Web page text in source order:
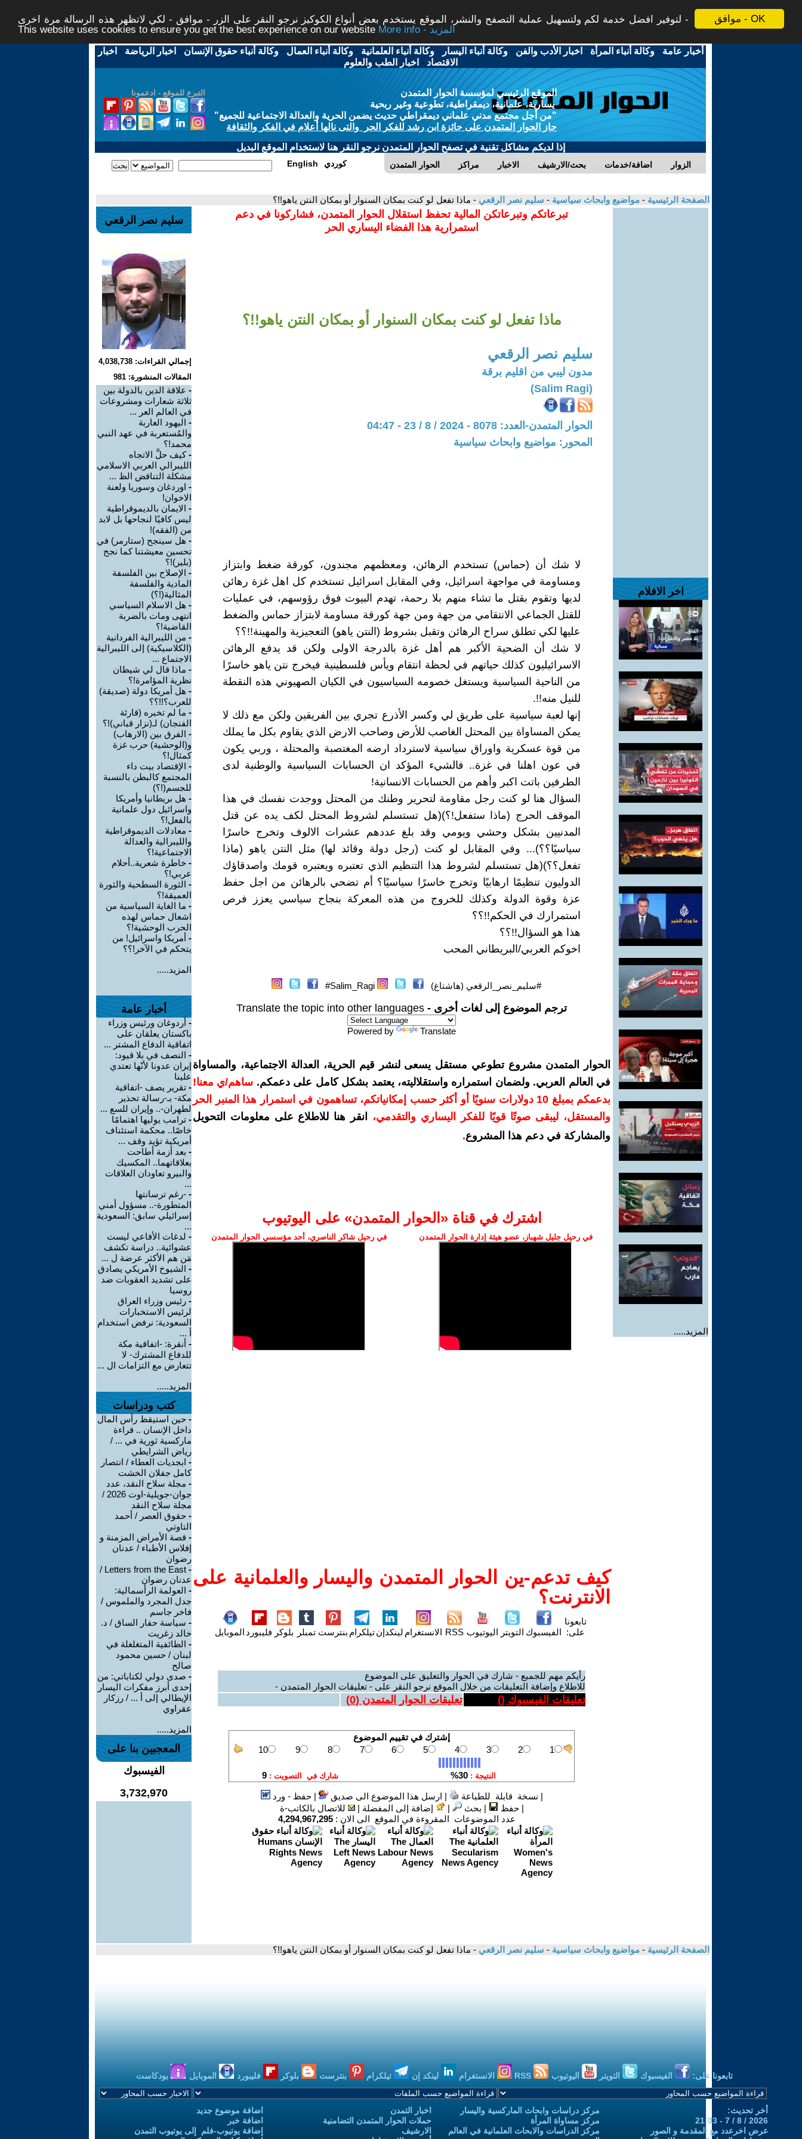
موافق - OK
لتوفير افضل خدمة لكم ولتسهيل عملية التصفح والنشر، الموقع يستخدم بعض أنواع الكوكيز نرجو النقر على الزر - موافق - لكي لاتظهر هذه الرسالة مرة اخرى -
This website uses cookies to ensure you get the best experience on our website
More info - المزيد
أخبار عامة -وكالة أنباء المرأة - اخبار الأدب والفن -وكالة أنباء اليسار -وكالة أنباء العلمانية -وكالة أنباء العمال -وكالة أنباء حقوق الإنسان - اخبار الرياضة - اخبار
الاقتصاد - اخبار الطب والعلوم
التبرع للموقع - ادعمونا
الموقع الرئيسي لمؤسسة الحوار المتمدن
يسارية، علمانية، ديمقراطية، تطوعية وغير ربحية
"من أجل مجتمع مدني علماني ديمقراطي حديث يضمن الحرية والعدالة الاجتماعية للجميع"
حاز الحوار المتمدن على جائزة ابن رشد للفكر الحر والتى نالها أعلام في الفكر والثقافة
إذا لديكم مشاكل تقنية في تصفح الحوار المتمدن نرجو النقر هنا لاستخدام الموقع البديل
الحوار المتمدن مراكز الاخبار بحث/الارشيف اضافة/خدمات الزوار English كوردي
الصفحة الرئيسية - مواضيع وابحاث سياسية - سليم نصر الرقعي - ماذا تفعل لو كنت بمكان السنوار أو بمكان النتن ياهو!!؟
اخر الافلام
المزيد.....
تبرعاتكم وتبرعاتكن المالية تحفظ استقلال الحوار المتمدن، فشاركونا في دعم
استمرارية هذا الفضاء اليساري الحر
ماذا تفعل لو كنت بمكان السنوار أو بمكان النتن ياهو!!؟
سليم نصر الرقعي
مدون ليبي من اقليم برقة
(Salim Ragi)
الحوار المتمدن-العدد: 8078 - 2024 / 8 / 23 - 04:47
المحور: مواضيع وابحاث سياسية
لا شك أن (حماس) تستخدم الرهائن، ومعظمهم مجندون، كورقة ضغط وابتزاز
ومساومة في مواجهة اسرائيل، وفي المقابل اسرائيل تستخدم كل اهل غزة رهائن
لديها وتقوم بقتل ما تشاء منهم بلا رحمة، تهدم البيوت فوق رؤوسهم، في عمليات
للقتل الجماعي الانتقامي من جهة ومن جهة كورقة مساومة لابتزاز حماس والضغط
عليها لكي تطلق سراح الرهائن وتقبل بشروط (النتن ياهو) التعجيزية والمهينة!!؟؟
لا شك أن الضحية الأكبر هم أهل غزة بالدرجة الاولى ولكن قد يدفع الرهائن
الاسرائيليون كذلك حياتهم في لحظة انتقام ويأس فلسطينية فيخرج نتن ياهو خاسرًا
من الناحية السياسية ويستغل خصومه السياسيون في الكيان الصهيوني هذه النقطة
للنيل منه!!.
إنها لعبة سياسية على طريق لي وكسر الأذرع تجري بين الفريقين ولكن مع ذلك لا
يمكن المساواة بين المحتل الغاصب للأرض وصاحب الارض الذي يقاوم بكل ما يملك
من قوة عسكرية واوراق سياسية لاسترداد ارضه المغتصبة والمحتلة ، وربي يكون
في عون اهلنا في غزة.. فالشيء المؤكد ان الحسابات السياسية والوطنية لدى
الطرفين باتت اكبر وأهم من الحسابات الانسانية!
السؤال هنا لو كنت رجل مقاومة لتحرير وطنك من المحتل ووجدت نفسك في هذا
الموقف الحرج (ماذا ستفعل!؟)(هل تستسلم لشروط المحتل لكف يده عن قتل
المدنيين بشكل وحشي ويومي وقد بلغ عددهم عشرات الالوف وتخرج خاسرًا
سياسيًا؟؟)... وفي المقابل لو كنت (رجل دولة وقائد لها) مثل النتن ياهو (ماذا
تفعل؟؟)(هل تستسلم لشروط هذا التنظيم الذي تعتبره ويعتبره قومك واصدقاؤك
الدوليون تنظيمًا ارهابيًا وتخرج خاسرًا سياسيًا؟ أم تضحي بالرهائن من اجل حفظ
عزة وقوة الدولة وكذلك للخروج من هذه المعركة بنجاح سياسي يعزز فرص
استمرارك في الحكم!!؟؟
هذا هو السؤال!!؟؟
اخوكم العربي/البريطاني المحب
#سليم_نصر_الرقعي (هاشتاغ) Salim_Ragi#
ترجم الموضوع إلى لغات أخرى - Translate the topic into other languages
Powered by Translate
الحوار المتمدن مشروع تطوعي مستقل يسعى لنشر قيم الحرية، العدالة الاجتماعية، والمساواة
في العالم العربي. ولضمان استمراره واستقلاليته، يعتمد بشكل كامل على دعمكم. ساهم/ي معنا!
بدعمكم بمبلغ 10 دولارات سنويًا أو أكثر حسب إمكانياتكم، تساهمون في استمرار هذا المنبر الحر
والمستقل، ليبقى صوتًا قويًا للفكر اليساري والتقدمي،
انقر هنا للاطلاع على معلومات التحويل
والمشاركة في دعم هذا المشروع.
اشترك في قناة ‫«الحوار المتمدن» على اليوتيوب
في رحيل جليل شهباز، عضو هيئة إدارة الحوار المتمدن في رحيل شاكر الناصري، أحد مؤسسي الحوار المتمدن
كيف تدعم-ين الحوار المتمدن واليسار والعلمانية على
الانترنت؟
تابعونا
على: الفيسبوك التويتر اليوتيوب RSS الانستغرام لينكدإنتيلكرام بنترست تمبلر بلوكر فليبورد الموبايل
رأيكم مهم للجميع - شارك في الحوار والتعليق على الموضوع
للاطلاع وإضافة التعليقات من خلال الموقع نرجو النقر على - تعليقات الحوار المتمدن -
تعليقات الفيسبوك () تعليقات الحوار المتمدن (0
)
| نسخة قابلة للطباعة | ارسل هذا الموضوع الى صديق |حفظ - ورد
|حفظ | بحث | إضافة إلى المفضلة |
للاتصال بالكاتب-ة
عدد الموضوعات المقروءة في الموقع الى الان : 4,294,967,295
سليم نصر الرقعي
إجمالي القراءات: 4,038,738
المقالات المنشورة: 981
- علاقة الدين بالدولة بين
ثلاثة شعارات ومشروعات
في العالم العر ...
- اليهود العاربة
والمُستعربة في عهد النبي
محمد!؟
-كيف حلَّ الاتجاه
الليبرالي العربي الاسلامي
مشكلة التناقض الظ ...
- اوردغان وسوريا ولعنة
الاخوان!
- الايمان بالديموقراطية
ليس كافيًا لنجاحها بل لابد
من (الفقه)!
- هل سينجح (ستارمر) في
تحسين معيشتنا كما نجح
(بلير)!؟
- الإصلاح بين الفلسفة
المادية والفلسفة
المثالية(!؟)
- هل الاسلام السياسي
انتهى ومات بالضربة
القاضية!؟
- من الليبرالية الفردانية
(الكلاسيكية) إلى الليبرالية
الاجتماع ...
- ماذا قال لي شيطان
نظرية المؤامرة!؟
- هل أمريكا دولة (صديقة)
للعرب؟!!؟؟
- ما لم تخبره (قارئة
الفنجان) لـ(نزار قباني)!؟
- الفرق بين (الارهاب)
و(الوحشية) حرب غزة
كمثال!؟
- الإقتصاد بيت داء
المجتمع كالبطن بالنسبة
للجسم(!؟)
- هل بريطانيا وأمريكا
واسرائيل دول علمانية
بالفعل!؟
- معادلات الديموقراطية
والليبرالية والعدالة
الاجتماعية!؟
- خاطرة شعرية..أحلام
عربي!؟
- الثورة السطحية والثورة
العميقة!؟
- ما الغاية السياسية من
اشعال حماس لهذه
الحرب الوحشية!؟
- أمريكا واسرائيل! من
يتحكم في الآخر!؟؟
المزيد.....
أخبار عامة
- أردوغان ورئيس وزراء
باكستان يعلقان على
اتفاقية الدفاع المشتر ...
- النصف في بلا قيود:
إيران عدونا لأنّها تعتدي
علينا
- تقرير يصف -اتفاقية
مكة- بـ-رسالة تحذير
لطهران-.. وإيران للسع ...
- ترامب يوليها اهتمامًا
خاصًا.. محكمة استئناف
أمريكية تؤيد وقف ...
- بعد أزمة أطاحت
بعلاقاتهما.. المكسيك
والبيرو تعاودان العلاقات
...
- -رغم ترسانتها
المتطورة-.. مسؤول أمني
إسرائيلي سابق: السعودية
...
- لدغات الأفاعي ليست
عشوائية.. دراسة تكشف
مَن هم الأكثر عرضة ل ...
- الشيوخ الأمريكي يصادق
على تشديد العقوبات ضد
روسيا
- رئيس وزراء العراق
لرئيس الاستخبارات
السعودية: نرفض استخدام
أ ...
- أنقرة: -اتفاقية مكة
للدفاع المشترك- لا
تتعارض مع التزامات ال ...
المزيد.....
كتب ودراسات
- حين استيقظ رأس المال
داخل الإنسان .. قراءة
ماركسية ثورية في ... /
رياض الشرايطي
- ابجديات العطاء / انتصار
كامل جفلان الخشت
- مجلة سلاح النقد، عدد
جوان-جويلية-اوت 2026 /
مجلة سلاح النقد
- حقوق العصر / أحمد
التاوتي
- قصة الأمراض المزمنة و
إفلاس الأطباء / عدنان
رضوان
-
Letters from the East /
عدنان رضوان
- العولمة الرأسمالية:
جدل المجرد والملموس /
فاخر جاسم
- سياسة حفار الساق / د.
خالد زغريت
- الطائفية المتغلغلة في
لبنان / حسين محمود
صالح
- صدى دولي لكتاباتي: من
إحدى أبرز مفكرات اليسار
الإيطالي إلى أ ... / رزكار
عقراوي
المزيد.....
المعجبين بنا على
الفيسبوك
3,732,970
الصفحة الرئيسية - مواضيع وابحاث سياسية - سليم نصر الرقعي - ماذا تفعل لو كنت بمكان السنوار أو بمكان النتن ياهو!!؟
تابعونا على: الفيسبوك التويتر اليوتيوب الانستغرام لينكد إن تيلكرام بنترست بلوكر فليبورد الموبايل بودكاست
أخر تحديث:
2026 / 8 / 7 - 21:03
عرض اخرعدد مع المقدمة و الصور
مركز دراسات وابحاث الماركسية واليسار
مركز مساواة المرأة
مركز الدراسات والابحاث العلمانية في العالم
اخبار التمدن
حملات الحوار المتمدن التضامنية
الارشيف
اضافة موضوع جديد
اضافة خبر
إضافة يوتيوب-فلم إلى يوتيوب التمدن